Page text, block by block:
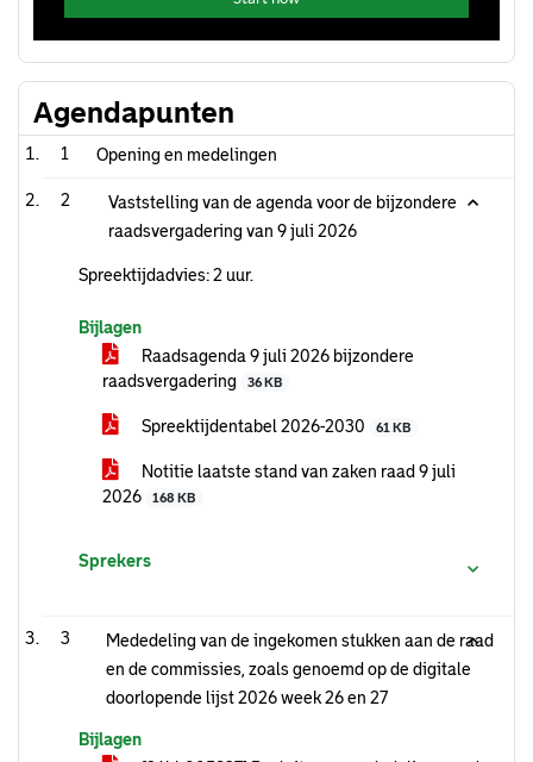
Agendapunten
1 Opening en medelingen
2
Vaststelling van de agenda voor de bijzondere
raadsvergadering van 9 juli 2026
Spreektijdadvies: 2 uur.
Bijlagen
Raadsagenda 9 juli 2026 bijzondere
raadsvergadering
36 KB
Spreektijdentabel 2026-2030 61 KB
Notitie laatste stand van zaken raad 9 juli
2026
168 KB
Sprekers
3
Mededeling van de ingekomen stukken aan de raad
en de commissies, zoals genoemd op de digitale
doorlopende lijst 2026 week 26 en 27
Bijlagen